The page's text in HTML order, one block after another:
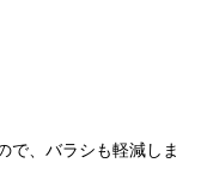
で、バラシも軽減しま